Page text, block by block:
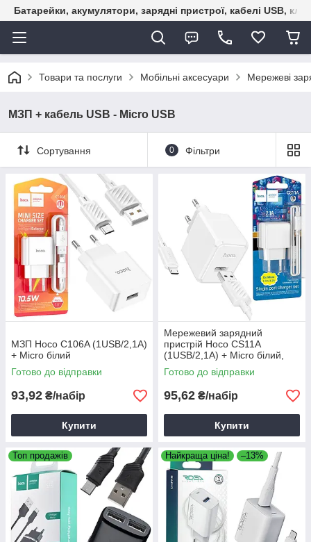
Батарейки, акумулятори, зарядні пристрої, кабелі USB,
Товари та послуги Мобільні аксесуари Мережеві
МЗП + кабель USB - Micro USB
Сортування 0 Фільтри
МЗП Hoco C106A (1USB/2,1А)
+ Micro білий
Готово до відправки
93,92 ₴/набір
Купити
Мережевий зарядний
пристрій Hoco CS11A
(1USB/2,1A) + Micro білий,
кабель мікро юсб білий
Готово до відправки
95,62 ₴/набір
Купити
Топ продажів Найкраща ціна! –13%